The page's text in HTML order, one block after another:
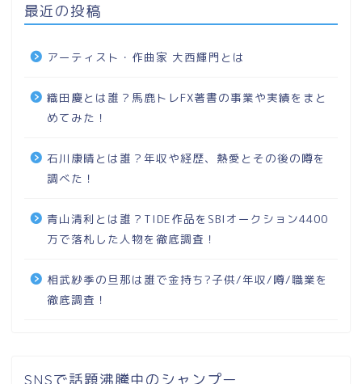
最近の投稿
アーティスト・作曲家 大西輝門とは
織田慶とは誰？馬鹿トレFX著書の事業や実績をまと
めてみた！
石川康晴とは誰？年収や経歴、熱愛とその後の噂を
調べた！
青山清利とは誰？TIDE作品をSBIオークション4400
万で落札した人物を徹底調査！
相武紗季の旦那は誰で金持ち?子供/年収/噂/職業を
徹底調査！
SNSで話題沸騰中のシャンプー